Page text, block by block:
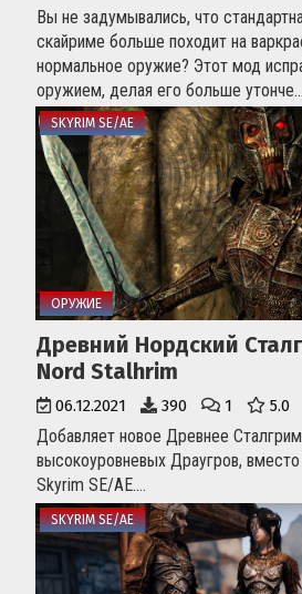
Вы не задумывались, что
скайриме больше походит на
нормальное оружие? Этот мод
оружием, делая его больше утонче...
SKYRIM SE/AE
ОРУЖИЕ
Древний Нордский
Nord Stalhrim
06.12.2021 390 1 5.0
Добавляет новое Древнее
высокоуровневых Драугров,
Skyrim SE/AE....
SKYRIM SE/AE